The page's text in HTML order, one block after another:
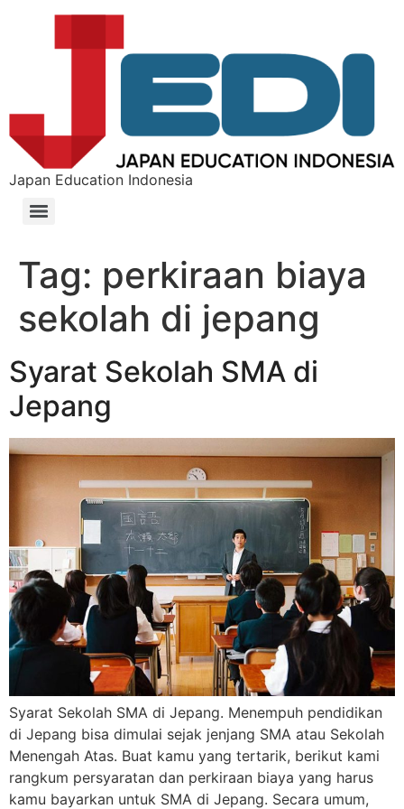
Japan Education Indonesia
Tag: perkiraan biaya
sekolah di jepang
Syarat Sekolah SMA di
Jepang
Syarat Sekolah SMA di Jepang. Menempuh pendidikan
di Jepang bisa dimulai sejak jenjang SMA atau Sekolah
Menengah Atas. Buat kamu yang tertarik, berikut kami
rangkum persyaratan dan perkiraan biaya yang harus
kamu bayarkan untuk SMA di Jepang. Secara umum,